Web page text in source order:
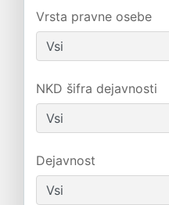
Vrsta pravne osebe
NKD šifra dejavnosti
Dejavnost